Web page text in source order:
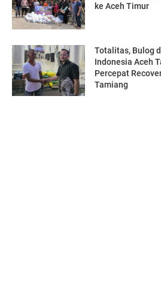
ke Aceh Timur
Totalitas, Bulog
Indonesia Aceh
Percepat
Tamiang